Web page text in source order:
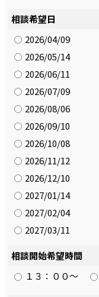
相談希望日
2026/04/09
2026/05/14
2026/06/11
2026/07/09
2026/08/06
2026/09/10
2026/10/08
2026/11/12
2026/12/10
2027/01/14
2027/02/04
2027/03/11
相談開始希望時間
１３：００～